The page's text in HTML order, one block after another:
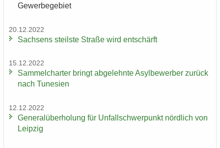
Ge­wer­be­ge­biet
20.12.2022
Sach­sens steils­te Stra­ße wird ent­schärft
15.12.2022
Sam­mel­char­ter bringt ab­ge­lehn­te Asyl­be­wer­ber zu­rück
nach Tu­ne­si­en
12.12.2022
Ge­ne­ral­über­ho­lung für Un­fall­schwer­punkt nörd­lich von
Leip­zig